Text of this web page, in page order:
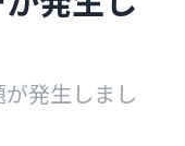
発生しまし